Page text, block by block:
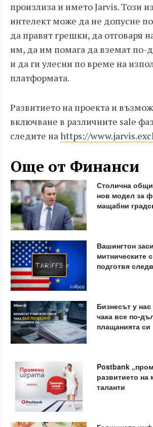
произлиза и името Jarvis. Този
интелект може да не допусне
да правят грешки, да отговаря
им, да им помага да вземат по-
и да ги улесни по време на
платформата.
Развитието на проекта и
включване в различните sale
следите наhttps://
Още от Финанси
Столична
нов модел за
мащабни
Вашингтон
митническите
подготвя
Бизнесът у
чака все по-
плащанията си
Postbank
развитието на
таланти